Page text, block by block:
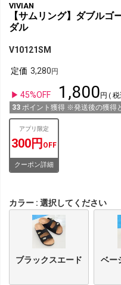
VIVIAN
【サムリング】ダブル
ダル
V10121SM
定価 3,280
45%OFF 1,800
税
33 ポイント獲得 ※発送後の獲得
アプリ限定
300円 OFF
クーポン詳細
カラー 選択してください
ブラックスエード ベー